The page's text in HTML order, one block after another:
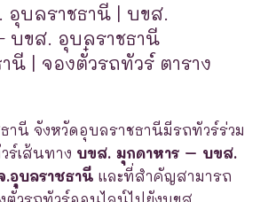
เดินรถ”
ลำปาง
|
บขส.
ที่
1
–
บขส.
อุบลราชธานี | บขส.
บขส. อุบลราชธานี
นี | จองตั๋วรถทัวร์ ตาราง
านี จังหวัดอุบลราชธานีมีรถทัวร์ร่วม
ร์เส้นทาง บขส. มุกดาหาร – บขส.
.อุบลราชธานี และที่สำคัญสามารถ